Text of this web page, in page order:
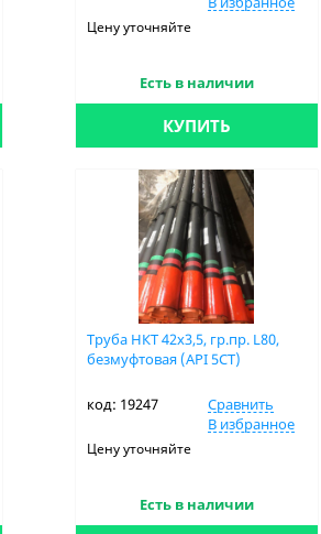
Цену уточняйте
Есть в наличии
КУПИТЬ
Труба НКТ 42х3,5, гр.пр. L80,
безмуфтовая (API 5CT)
код: 19247
Сравнить
В избранное
Цену уточняйте
Есть в наличии